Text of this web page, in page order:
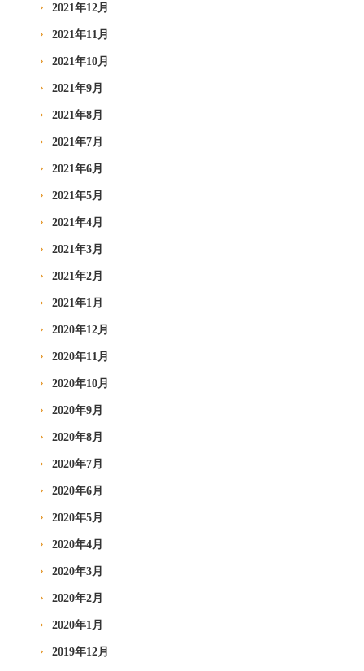
2021年12月
2021年11月
2021年10月
2021年9月
2021年8月
2021年7月
2021年6月
2021年5月
2021年4月
2021年3月
2021年2月
2021年1月
2020年12月
2020年11月
2020年10月
2020年9月
2020年8月
2020年7月
2020年6月
2020年5月
2020年4月
2020年3月
2020年2月
2020年1月
2019年12月